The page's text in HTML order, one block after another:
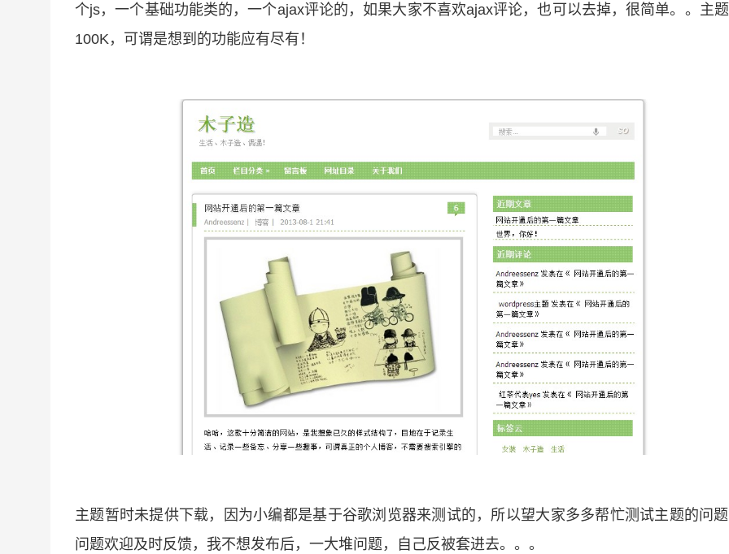
个js，一个基础功能类的，一个ajax评论的，如果大家不喜欢ajax评论，也可以去掉，很简单。。主
100K，可谓是想到的功能应有尽有！
主题暂时未提供下载，因为小编都是基于谷歌浏览器来测试的，所以望大家多多帮忙测试主题的问
问题欢迎及时反馈，我不想发布后，一大堆问题，自己反被套进去。。。